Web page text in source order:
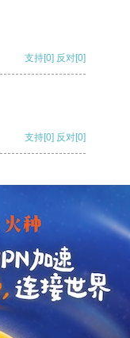
支持[0] 反对[0]
支持[0] 反对[0]
支持
支持[0] 反对[0]